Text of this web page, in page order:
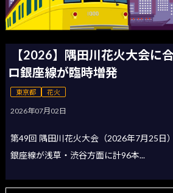
【2026】隅田川花火大会に
ロ銀座線が臨時増発
東京都 花火
2026年07月02日
第49回 隅田川花火大会（2026年7月25日
銀座線が浅草・渋谷方面に計96本...